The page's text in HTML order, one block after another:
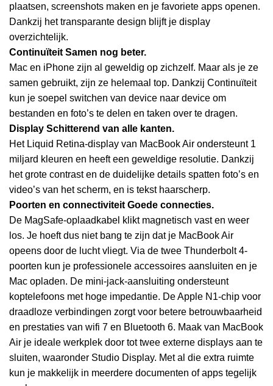
plaatsen, screenshots maken en je favoriete apps openen.
Dankzij het transparante design blijft je display
overzichtelijk.
Continuïteit Samen nog beter.
Mac en iPhone zijn al geweldig op zichzelf. Maar als je ze
samen gebruikt, zijn ze helemaal top. Dankzij Continuïteit
kun je soepel switchen van device naar device om
bestanden en foto’s te delen en taken over te dragen.
Display Schitterend van alle kanten.
Het Liquid Retina-display van MacBook Air ondersteunt 1
miljard kleuren en heeft een geweldige resolutie. Dankzij
het grote contrast en de duidelijke details spatten foto’s en
video’s van het scherm, en is tekst haarscherp.
Poorten en connectiviteit Goede connecties.
De MagSafe-oplaadkabel klikt magnetisch vast en weer
los. Je hoeft dus niet bang te zijn dat je MacBook Air
opeens door de lucht vliegt. Via de twee Thunderbolt 4-
poorten kun je professionele accessoires aansluiten en je
Mac opladen. De mini-jack-aansluiting ondersteunt
koptelefoons met hoge impedantie. De Apple N1-chip voor
draadloze verbindingen zorgt voor betere betrouwbaarheid
en prestaties van wifi 7 en Bluetooth 6. Maak van MacBook
Air je ideale werkplek door tot twee externe displays aan te
sluiten, waaronder Studio Display. Met al die extra ruimte
kun je makkelijk in meerdere documenten of apps tegelijk